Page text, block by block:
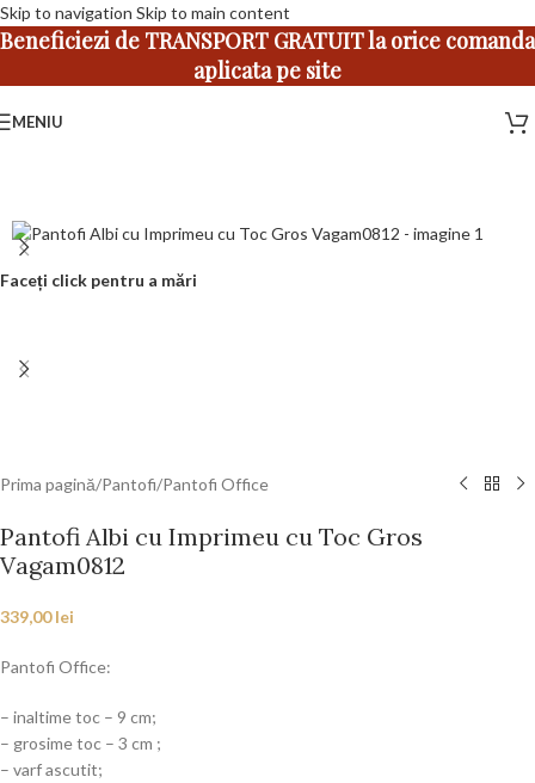
Skip to navigation Skip to main content
Beneficiezi de TRANSPORT GRATUIT la orice comanda
aplicata pe site
MENIU
Faceți click pentru a mări
Prima pagină/Pantofi/Pantofi Office
Pantofi Albi cu Imprimeu cu Toc Gros
Vagam0812
339,00lei
Pantofi Office:
– inaltime toc – 9 cm;
– grosime toc – 3 cm ;
– varf ascutit;